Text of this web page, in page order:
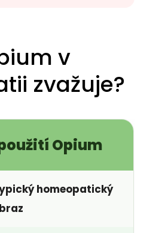
v
zvažuje?
Opium
homeopatický